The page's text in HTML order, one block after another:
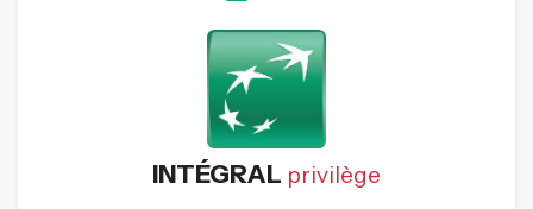
INTÉGRAL privilège